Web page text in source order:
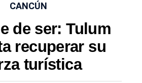
CANCÚN
de ser: Tulum
recuperar su
turística